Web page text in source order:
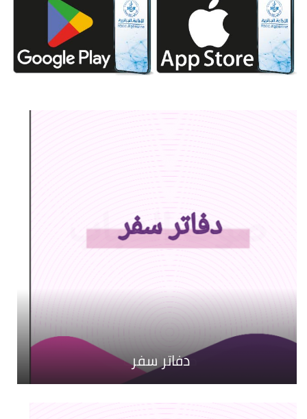
صوت الشباب
دفاتر سفر
بصمة صوت